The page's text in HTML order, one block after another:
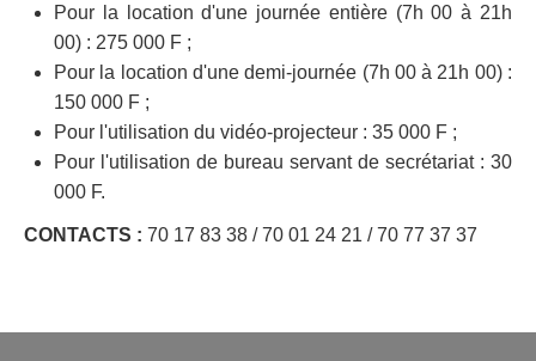
Pour la location d'une journée entière (7h 00 à 21h
00) : 275 000 F ;
Pour la location d'une demi-journée (7h 00 à 21h 00) :
150 000 F ;
Pour l'utilisation du vidéo-projecteur : 35 000 F ;
Pour l'utilisation de bureau servant de secrétariat : 30
000 F.
CONTACTS : 70 17 83 38 / 70 01 24 21 / 70 77 37 37